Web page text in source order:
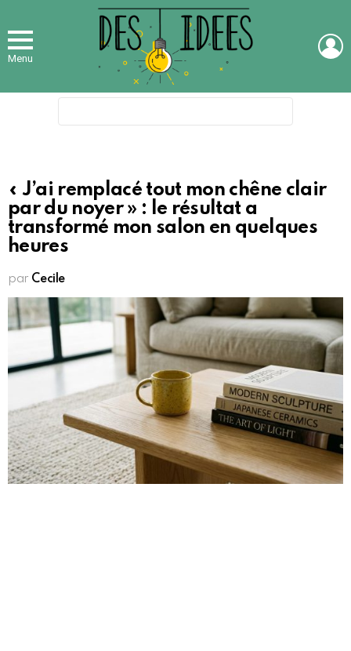
Menu
« J’ai remplacé tout mon chêne clair
par du noyer » : le résultat a
transformé mon salon en quelques
heures
par Cecile